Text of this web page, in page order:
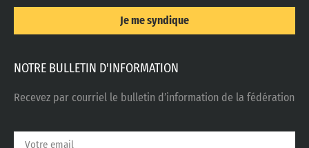
Je me syndique
NOTRE BULLETIN D'INFORMATION
Recevez par courriel le bulletin d’information de la fédération